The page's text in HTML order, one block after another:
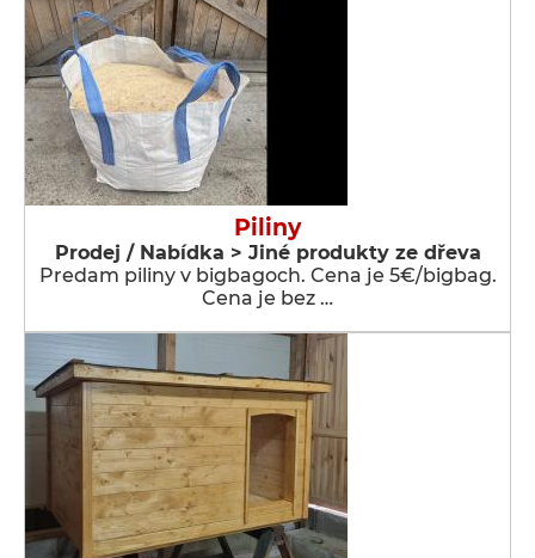
Piliny
Prodej / Nabídka > Jiné produkty ze dřeva
Predam piliny v bigbagoch. Cena je 5€/bigbag.
Cena je bez …